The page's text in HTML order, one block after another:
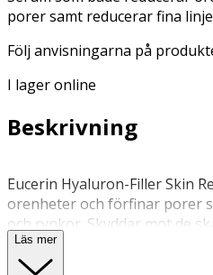
porer samt reducerar fina
Följ anvisningarna på
I lager online
Beskrivning
Eucerin Hyaluron-Filler Skin
orenheter och förfinar porer
och rynkor. Skyddar mot de
miljöpåverkan. Kan användas
hud.
Läs mer